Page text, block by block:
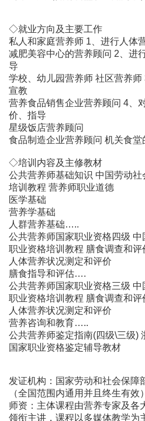
◇就业方向及主要工作
私人和家庭营养师 1、进行人体
减肥美容中心的营养顾问 2、进
导
学校、幼儿园营养师 社区营养
宣教
营养食品销售企业营养顾问 4、
价、指导
星级饭店营养顾问
食品制造企业营养顾问 机关食
◇培训内容及主修教材
公共营养师基础知识 中国劳动
培训教程 营养师职业道德
医学基础
营养学基础
人群营养基础…..
公共营养师国家职业资格四级
职业资格培训教程 膳食调查和评
人体营养状况测定和评价
膳食指导和评估….
公共营养师国家职业资格三级
职业资格培训教程 膳食调查和评
人体营养状况测定和评价
营养咨询和教育…..
公共营养师鉴定指南(四级\三级)
国家职业资格鉴定辅导教材
发证机构：国家劳动和社会保障
（全国范围内通用并且终生有效）
师资：主体课程由营养专家及各
领衔主讲，课程以多媒体教学为